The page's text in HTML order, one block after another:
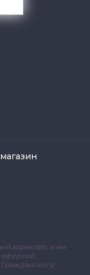
характер, и ни
офертой,